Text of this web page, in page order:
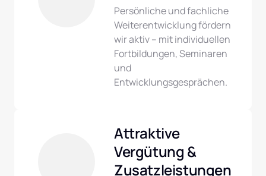
Persönliche und fachliche
Weiterentwicklung fördern
wir aktiv – mit individuellen
Fortbildungen, Seminaren
und
Entwicklungsgesprächen.
Attraktive
Vergütung &
Zusatzleistungen